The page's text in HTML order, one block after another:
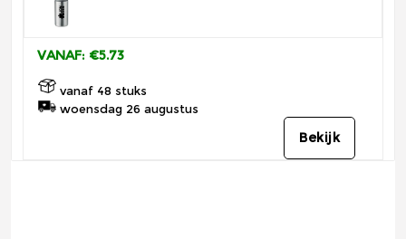
VANAF: €5.73
vanaf 48 stuks
woensdag 26 augustus
Bekijk